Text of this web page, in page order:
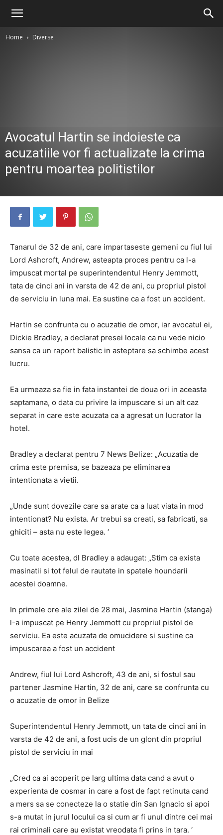
Home Diverse
Avocatul Hartin se indoieste ca
acuzatiile vor fi actualizate la crima
pentru moartea politistilor
Tanarul de 32 de ani, care impartaseste gemeni cu fiul lui
Lord Ashcroft, Andrew, asteapta proces pentru ca l-a
impuscat mortal pe superintendentul Henry Jemmott,
tata de cinci ani in varsta de 42 de ani, cu propriul pistol
de serviciu in luna mai. Ea sustine ca a fost un accident.
Hartin se confrunta cu o acuzatie de omor, iar avocatul ei,
Dickie Bradley, a declarat presei locale ca nu vede nicio
sansa ca un raport balistic in asteptare sa schimbe acest
lucru.
Ea urmeaza sa fie in fata instantei de doua ori in aceasta
saptamana, o data cu privire la impuscare si un alt caz
separat in care este acuzata ca a agresat un lucrator la
hotel.
Bradley a declarat pentru 7 News Belize: „Acuzatia de
crima este premisa, se bazeaza pe eliminarea
intentionata a vietii.
„Unde sunt dovezile care sa arate ca a luat viata in mod
intentionat? Nu exista. Ar trebui sa creati, sa fabricati, sa
ghiciti – asta nu este legea. ‘
Cu toate acestea, dl Bradley a adaugat: „Stim ca exista
masinatii si tot felul de rautate in spatele houndarii
acestei doamne.
In primele ore ale zilei de 28 mai, Jasmine Hartin (stanga)
l-a impuscat pe Henry Jemmott cu propriul pistol de
serviciu. Ea este acuzata de omucidere si sustine ca
impuscarea a fost un accident
Andrew, fiul lui Lord Ashcroft, 43 de ani, si fostul sau
partener Jasmine Hartin, 32 de ani, care se confrunta cu
o acuzatie de omor in Belize
Superintendentul Henry Jemmott, un tata de cinci ani in
varsta de 42 de ani, a fost ucis de un glont din propriul
pistol de serviciu in mai
„Cred ca ai acoperit pe larg ultima data cand a avut o
experienta de cosmar in care a fost de fapt retinuta cand
a mers sa se conecteze la o statie din San Ignacio si apoi
s-a mutat in jurul locului ca si cum ar fi unul dintre cei mai
rai criminali care au existat vreodata fi prins in tara. ‘